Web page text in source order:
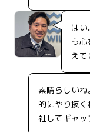
は
う
えて
素晴らしい
的にやり抜
社してギャッ